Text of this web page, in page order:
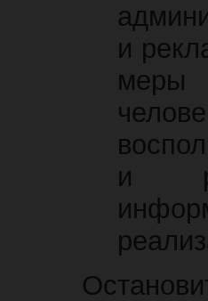
и
меры
и